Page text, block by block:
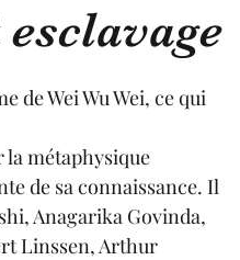
de Wei Wu Wei, ce qui
la métaphysique
de sa connaissance. Il
Anagarika Govinda,
Linssen, Arthur